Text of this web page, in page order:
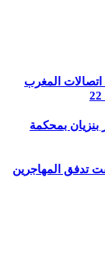
المغرب
بمحكمة
تدفق المهاجرين